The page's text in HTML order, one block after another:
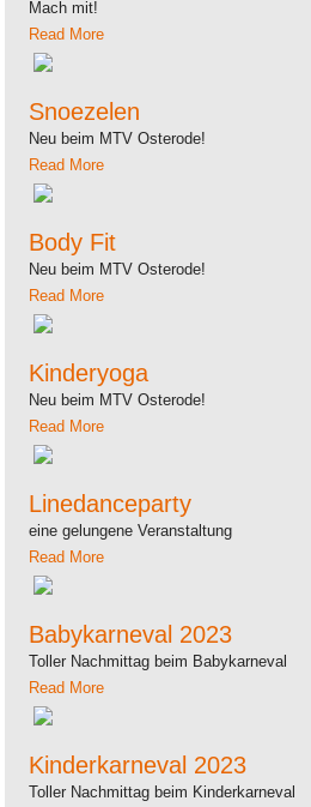
Mach mit!
Read More
Snoezelen
Neu beim MTV Osterode!
Read More
Body Fit
Neu beim MTV Osterode!
Read More
Kinderyoga
Neu beim MTV Osterode!
Read More
Linedanceparty
eine gelungene Veranstaltung
Read More
Babykarneval 2023
Toller Nachmittag beim Babykarneval
Read More
Kinderkarneval 2023
Toller Nachmittag beim Kinderkarneval